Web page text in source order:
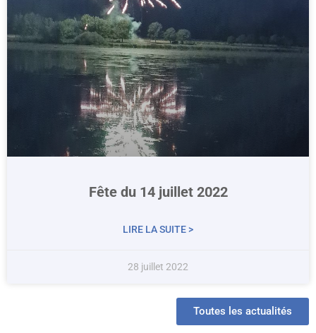
Fête du 14 juillet 2022
LIRE LA SUITE >
28 juillet 2022
Toutes les actualités